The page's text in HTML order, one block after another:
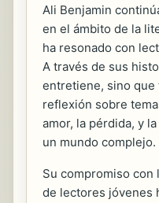
Ali Benjamin
en el ámbito de la
ha resonado con
A través de sus
entretiene, sino que
reflexión sobre
amor, la pérdida, y
un mundo complejo.
Su compromiso con
de lectores jóvenes